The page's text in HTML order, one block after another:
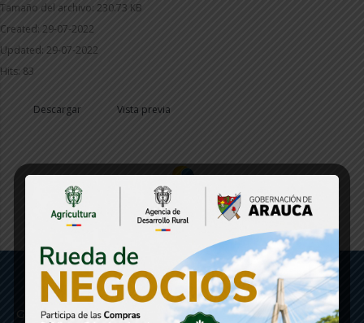
Tamaño del archivo: 230.73 KB
Created: 29-07-2022
Updated: 29-07-2022
Hits: 83
Descargar Vista previa
Gobernación de Arauca